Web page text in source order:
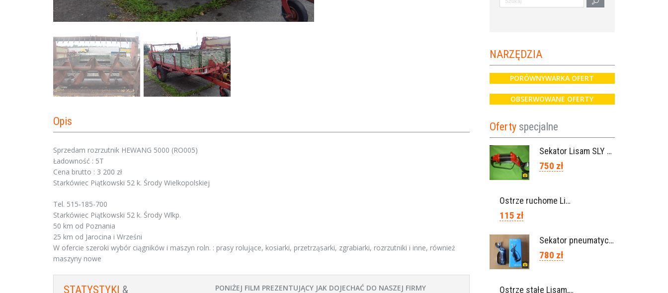
Opis
Sprzedam rozrzutnik HEWANG 5000 (RO005)
Ładowność : 5T
Cena brutto : 3 200 zł
Starkówiec Piątkowski 52 k. Środy Wielkopolskiej
Tel. 515-185-700
Starkówiec Piątkowski 52 k. Środy Wlkp.
50 km od Poznania
25 km od Jarocina i Wrześni
W ofercie szeroki wybór ciągników i maszyn roln. : prasy rolujące, kosiarki, przetrząsarki, zgrabiarki, rozrzutniki i inne, również
maszyny nowe
STATYSTYKI &
PONIŻEJ FILM PREZENTUJĄCY JAK DOJECHAĆ DO NASZEJ FIRMY
NARZĘDZIA
PORÓWNYWARKA OFERT
OBSERWOWANE OFERTY
Oferty specjalne
Sekator Lisam SLY / przedłużki 0,5m 1m (Włochy)
750 zł
Ostrze ruchome Lisam, Ref. A1208
115 zł
Sekator pneumatyczny VICTORY (Campagnola Włochy)
780 zł
Ostrze stałe Lisam, Ref. A1206